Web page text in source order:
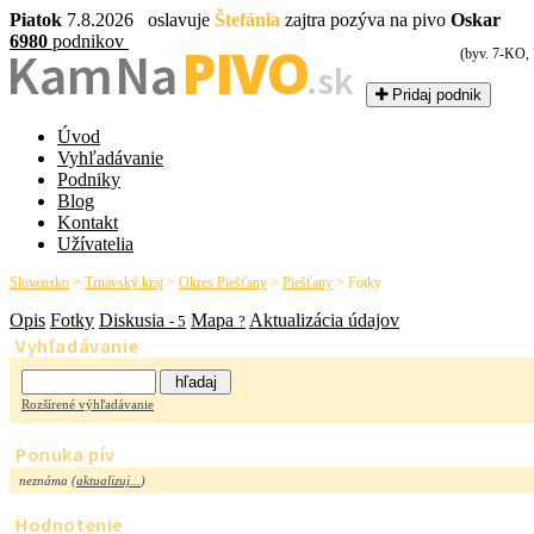
Piatok 7.8.2026 oslavuje Štefánia zajtra pozýva na pivo Oskar
6980 podnikov
Kam NaPIVO.sk Pridaj podnik
Úvod
Vyhľadávanie
Podniky
Blog
Kontakt
Užívatelia
Slovensko > Trnavský kraj > Okres Piešťany > Piešťany > Fotky
Opis Fotky Diskusia - 5 Mapa ? Aktualizácia údajov
Vyhľadávanie
Rozšírené výhľadávanie
Ponuka pív
neznáma (aktualizuj... )
Hodnotenie
(byv. 7-KO,